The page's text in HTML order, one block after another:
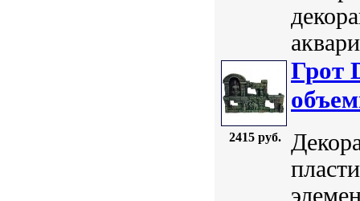
2415 руб.
Грот